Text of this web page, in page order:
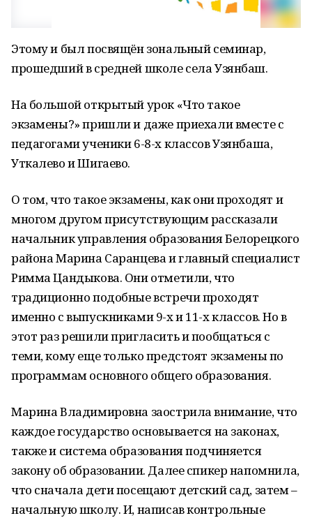
Этому и был посвящён зональный семинар,
прошедший в средней школе села Узянбаш.
На большой открытый урок «Что такое
экзамены?» пришли и даже приехали вместе с
педагогами ученики 6-8-х классов Узянбаша,
Уткалево и Шигаево.
О том, что такое экзамены, как они проходят и
многом другом присутствующим рассказали
начальник управления образования Белорецкого
района Марина Саранцева и главный специалист
Римма Цандыкова. Они отметили, что
традиционно подобные встречи проходят
именно с выпускниками 9-х и 11-х классов. Но в
этот раз решили пригласить и пообщаться с
теми, кому еще только предстоят экзамены по
программам основного общего образования.
Марина Владимировна заострила внимание, что
каждое государство основывается на законах,
также и система образования подчиняется
закону об образовании. Далее спикер напомнила,
что сначала дети посещают детский сад, затем –
начальную школу. И, написав контрольные